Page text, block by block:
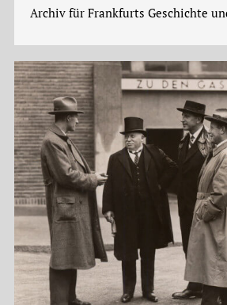
Archiv für Frankfurts Geschichte